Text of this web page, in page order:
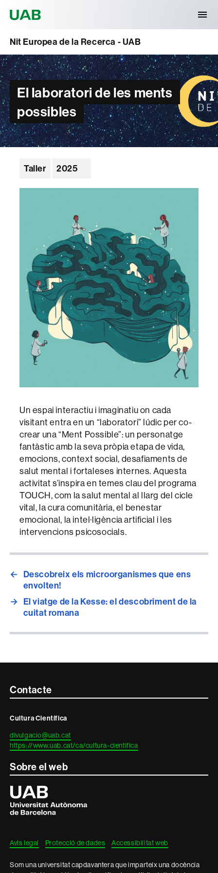
Nit Europea de la Recerca - UAB
El laboratori de les ments
possibles
Taller 2025
Un espai interactiu i imaginatiu on cada
visitant entra en un “laboratori” lúdic per co-
crear una “Ment Possible”: un personatge
fantàstic amb la seva pròpia etapa de vida,
emocions, context social, desafiaments de
salut mental i fortaleses internes. Aquesta
activitat s’inspira en temes clau del programa
TOUCH, com la salut mental al llarg del cicle
vital, la cura comunitària, el benestar
emocional, la intel·ligència artificial i les
intervencions psicosocials.
←
Descobreix els microorganismes que ens
envolten!
→ El viatge de la Kesse: el descobriment de la
cuitat romana
Contacte
informació
legal
Contacte
Cultura Científica
divulgacio@uab.cat
https://www.uab.cat/ca/cultura-cientifica
Sobre el web
Universitat
Autònoma
de
Barcelona
Avís legal Protecció de dades Accessibilitat web
Som una universitat capdavantera que imparteix una docència